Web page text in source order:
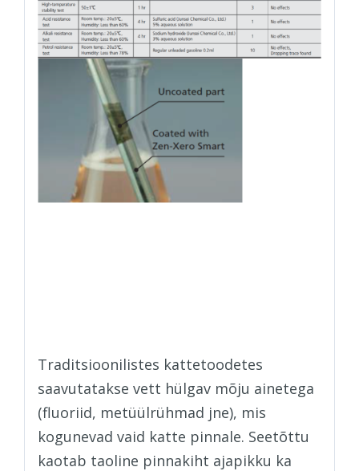
Traditsioonilistes kattetoodetes
saavutatakse vett hülgav mõju ainetega
(fluoriid, metüülrühmad jne), mis
kogunevad vaid katte pinnale. Seetõttu
kaotab taoline pinnakiht ajapikku ka